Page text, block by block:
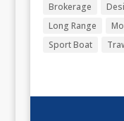
Brokerage
Long Range
Sport Boat